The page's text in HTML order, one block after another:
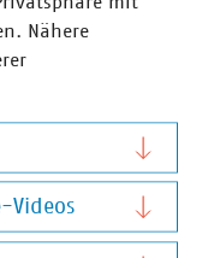
dabei sein?
unserer Mission:
teilen Sie unsere
– von Online-
Nähere
Videos